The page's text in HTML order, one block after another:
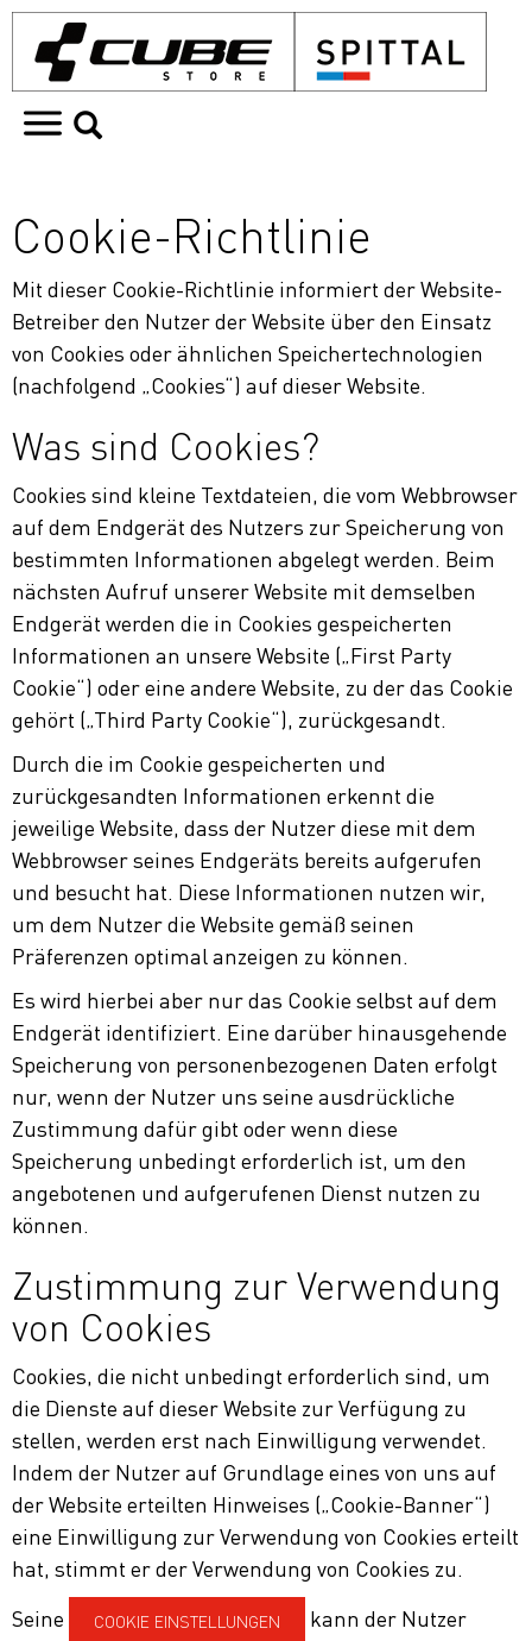
Cookie-Richtlinie
Mit dieser Cookie-Richtlinie informiert der Website-
Betreiber den Nutzer der Website über den Einsatz
von Cookies oder ähnlichen Speichertechnologien
(nachfolgend „Cookies“) auf dieser Website.
Was sind Cookies?
Cookies sind kleine Textdateien, die vom Webbrowser
auf dem Endgerät des Nutzers zur Speicherung von
bestimmten Informationen abgelegt werden. Beim
nächsten Aufruf unserer Website mit demselben
Endgerät werden die in Cookies gespeicherten
Informationen an unsere Website („First Party
Cookie“) oder eine andere Website, zu der das Cookie
gehört („Third Party Cookie“), zurückgesandt.
Durch die im Cookie gespeicherten und
zurückgesandten Informationen erkennt die
jeweilige Website, dass der Nutzer diese mit dem
Webbrowser seines Endgeräts bereits aufgerufen
und besucht hat. Diese Informationen nutzen wir,
um dem Nutzer die Website gemäß seinen
Präferenzen optimal anzeigen zu können.
Es wird hierbei aber nur das Cookie selbst auf dem
Endgerät identifiziert. Eine darüber hinausgehende
Speicherung von personenbezogenen Daten erfolgt
nur, wenn der Nutzer uns seine ausdrückliche
Zustimmung dafür gibt oder wenn diese
Speicherung unbedingt erforderlich ist, um den
angebotenen und aufgerufenen Dienst nutzen zu
können.
Zustimmung zur Verwendung
von Cookies
Cookies, die nicht unbedingt erforderlich sind, um
die Dienste auf dieser Website zur Verfügung zu
stellen, werden erst nach Einwilligung verwendet.
Indem der Nutzer auf Grundlage eines von uns auf
der Website erteilten Hinweises („Cookie-Banner“)
eine Einwilligung zur Verwendung von Cookies erteilt
hat, stimmt er der Verwendung von Cookies zu.
Seine
COOKIE EINSTELLUNGEN
kann der Nutzer